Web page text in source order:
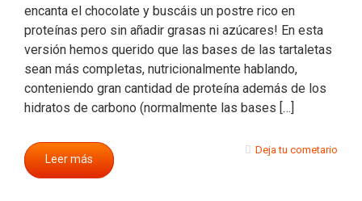
encanta el chocolate y buscáis un postre rico en
proteínas pero sin añadir grasas ni azúcares! En esta
versión hemos querido que las bases de las tartaletas
sean más completas, nutricionalmente hablando,
conteniendo gran cantidad de proteína además de los
hidratos de carbono (normalmente las bases […]
Leer más
Deja tu cometario